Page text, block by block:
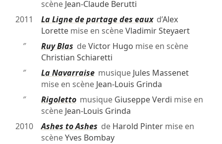
scène Jean-Claude Berutti
2011
La Ligne de partage des eauxd’Alex
Lorettemise en scèneVladimir Steyaert
″
Ruy Blas deVictor Hugo mise en scène
Christian Schiaretti
″
La Navarraisemusique Jules Massenet
mise en scène Jean-Louis Grinda
″
Rigolettomusique Giuseppe Verdi mise en
scène Jean-Louis Grinda
2010
Ashes to Ashes de Harold Pintermise en
scèneYves Bombay